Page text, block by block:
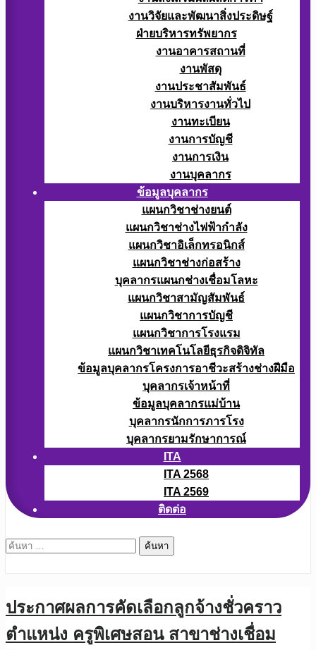
งานวิจัยและพัฒนาสิ่งประดิษฐ์
ฝ่ายบริหารทรัพยากร
งานอาคารสถานที่
งานพัสดุ
งานประชาสัมพันธ์
งานบริหารงานทั่วไป
งานทะเบียน
งานการบัญชี
งานการเงิน
งานบุคลากร
ข้อมูลบุคลากร
แผนกวิชาช่างยนต์
แผนกวิชาช่างไฟฟ้ากำลัง
แผนกวิชาอิเล็กทรอนิกส์
แผนกวิชาช่างก่อสร้าง
บุคลากรแผนกช่างเชื่อมโลหะ
แผนกวิชาสามัญสัมพันธ์
แผนกวิชาการบัญชี
แผนกวิชาการโรงแรม
แผนกวิชาเทคโนโลยีธุรกิจดิจิทัล
ข้อมูลบุคลากรโครงการอาชีวะสร้างช่างฝีมือ
บุคลากรเจ้าหน้าที่
ข้อมูลบุคลากรแม่บ้าน
บุคลากรนักการภารโรง
บุคลากรยามรักษาการณ์
ITA
ITA 2568
ITA 2569
ติดต่อ
ค้นหา
ประกาศผลการคัดเลือกลูกจ้างชั่วคราว
ตำแหน่ง ครูพิเศษสอน สาขาช่างเชื่อม